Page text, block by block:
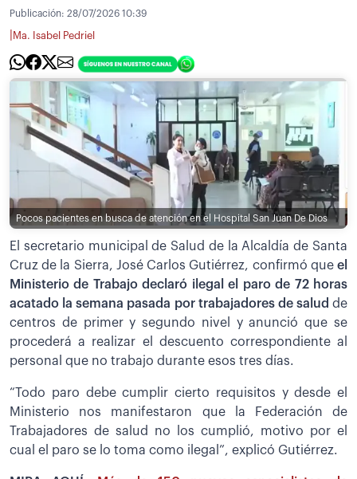
Publicación: 28/07/2026 10:39
Ma. Isabel Pedriel
Pocos pacientes en busca de atención en el Hospital San Juan De Dios
El secretario municipal de Salud de la Alcaldía de Santa
Cruz de la Sierra, José Carlos Gutiérrez, confirmó que el
Ministerio de Trabajo declaró ilegal el paro de 72 horas
acatado la semana pasada por trabajadores de salud de
centros de primer y segundo nivel y anunció que se
procederá a realizar el descuento correspondiente al
personal que no trabajo durante esos tres días.
“Todo paro debe cumplir cierto requisitos y desde el
Ministerio nos manifestaron que la Federación de
Trabajadores de salud no los cumplió, motivo por el
cual el paro se lo toma como ilegal”, explicó Gutiérrez.